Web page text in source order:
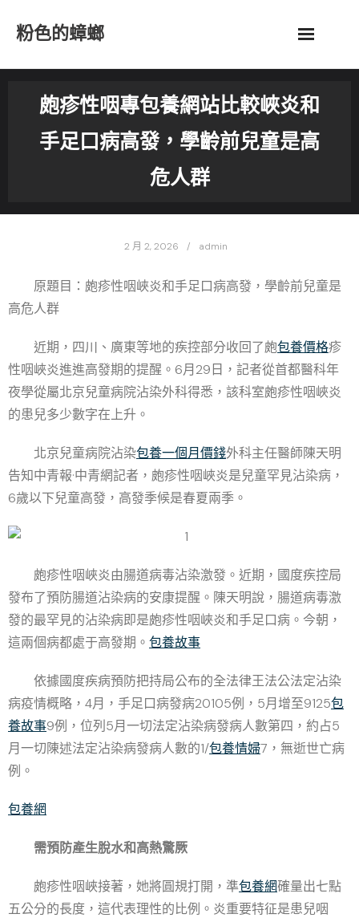
粉色的蟑螂
皰疹性咽專包養網站比較峽炎和
手足口病高發，學齡前兒童是高
危人群
2 月 2, 2026 admin
原題目：皰疹性咽峽炎和手足口病高發，學齡前兒童是
高危人群
近期，四川、廣東等地的疾控部分收回了皰包養價格疹
性咽峽炎進進高發期的提醒。6月29日，記者從首都醫科年
夜學從屬北京兒童病院沾染外科得悉，該科室皰疹性咽峽炎
的患兒多少數字在上升。
北京兒童病院沾染包養一個月價錢外科主任醫師陳天明
告知中青報·中青網記者，皰疹性咽峽炎是兒童罕見沾染病，
6歲以下兒童高發，高發季候是春夏兩季。
皰疹性咽峽炎由腸道病毒沾染激發。近期，國度疾控局
發布了預防腸道沾染病的安康提醒。陳天明說，腸道病毒激
發的最罕見的沾染病即是皰疹性咽峽炎和手足口病。今朝，
這兩個病都處于高發期。 包養故事
依據國度疾病預防把持局公布的全法律王法公法定沾染
病疫情概略，4月，手足口病發病20105例，5月增至9125包
養故事9例，位列5月一切法定沾染病發病人數第四，約占5
月一切陳述法定沾染病發病人數的1/包養情婦7，無逝世亡病
例。
包養網
需預防產生脫水和高熱驚厥
皰疹性咽峽接著，她將圓規打開，準包養網確量出七點
五公分的長度，這代表理性的比例。炎重要特征是患兒咽